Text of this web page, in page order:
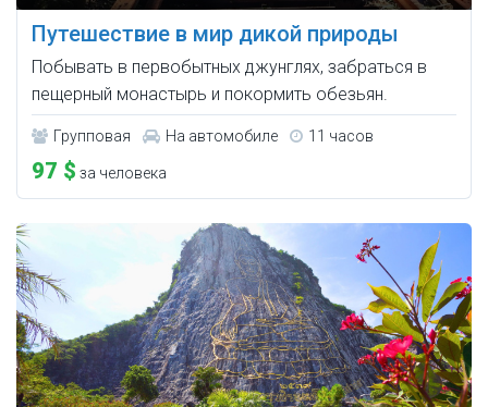
Путешествие в мир дикой природы
Побывать в первобытных джунглях, забраться в
пещерный монастырь и покормить обезьян.
Групповая На автомобиле 11 часов
97 $ за человека